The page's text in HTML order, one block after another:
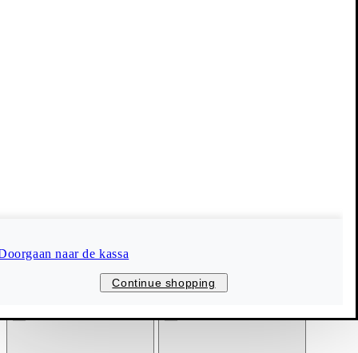
naar de kassa
Continue shopping